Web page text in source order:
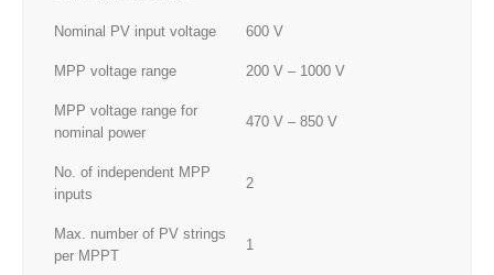
Nominal PV input voltage 600 V
MPP voltage range 200 V – 1000 V
MPP voltage range for
nominal power
470 V – 850 V
No. of independent MPP
inputs
2
Max. number of PV strings
per MPPT
1